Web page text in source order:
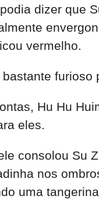
dizer que
vermelho.
furioso
Hu Hu
eles.
consolou Su
nos
uma tangerina